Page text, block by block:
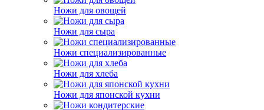
Ножи для овощей
Ножи для сыра
Ножи специализированные
Ножи для хлеба
Ножи для японской кухни